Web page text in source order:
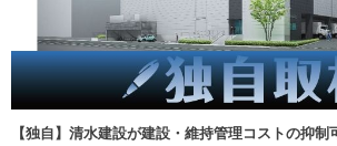
【独自】清水建設が建設・維持管理コストの抑